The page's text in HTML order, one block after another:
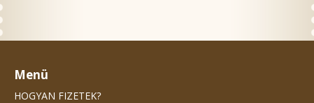
Menü
HOGYAN FIZETEK?